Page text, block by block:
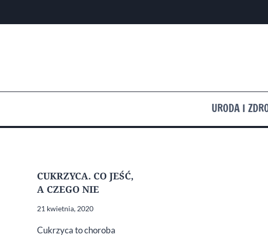
URODA I
CUKRZYCA. CO JEŚĆ,
A CZEGO NIE
21 kwietnia, 2020
Cukrzyca to choroba